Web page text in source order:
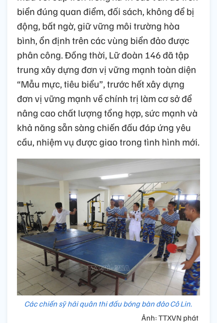
biển đúng quan điểm, đối sách, không để bị
động, bất ngờ, giữ vững môi trường hòa
bình, ổn định trên các vùng biển đảo được
phân công. Đồng thời, Lữ đoàn 146 đã tập
trung xây dựng đơn vị vững mạnh toàn diện
“Mẫu mực, tiêu biểu”, trước hết xây dựng
đơn vị vững mạnh về chính trị làm cơ sở để
nâng cao chất lượng tổng hợp, sức mạnh và
khả năng sẵn sàng chiến đấu đáp ứng yêu
cầu, nhiệm vụ được giao trong tình hình mới.
Các chiến sỹ hải quân thi đấu bóng bàn đảo Cô Lin.
Ảnh: TTXVN phát